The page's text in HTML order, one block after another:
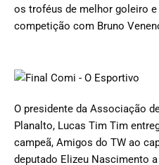
os troféus de melhor goleiro
competição com Bruno
O presidente da Associação
Planalto, Lucas Tim Tim
campeã, Amigos do TW ao
deputado Elizeu Nascimento